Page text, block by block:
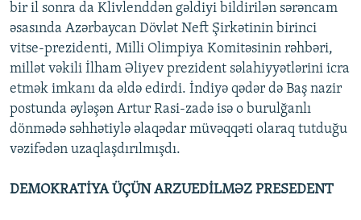
bir il sonra da Klivlenddən gəldiyi bildirilən sərəncam
əsasında Azərbaycan Dövlət Neft Şirkətinin birinci
vitse-prezidenti, Milli Olimpiya Komitəsinin rəhbəri,
millət vəkili İlham Əliyev prezident səlahiyyətlərini icra
etmək imkanı da əldə edirdi. İndiyə qədər də Baş nazir
postunda əyləşən Artur Rasi-zadə isə o burulğanlı
dönmədə səhhətiylə əlaqədar müvəqqəti olaraq tutduğu
vəzifədən uzaqlaşdırılmışdı.
DEMOKRATİYA ÜÇÜN ARZUEDİLMƏZ PRESEDENT